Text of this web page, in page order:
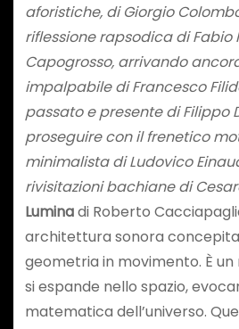
aforistiche, di Giorgio
riflessione rapsodica di Fabio
Capogrosso, arrivando
impalpabile di Francesco
passato e presente di Filippo
proseguire con il frenetico
minimalista di Ludovico
rivisitazioni bachiane di
Luminadi Roberto
architettura sonora
geometria in movimento. È
si espande nello spazio,
matematica dell’universo.